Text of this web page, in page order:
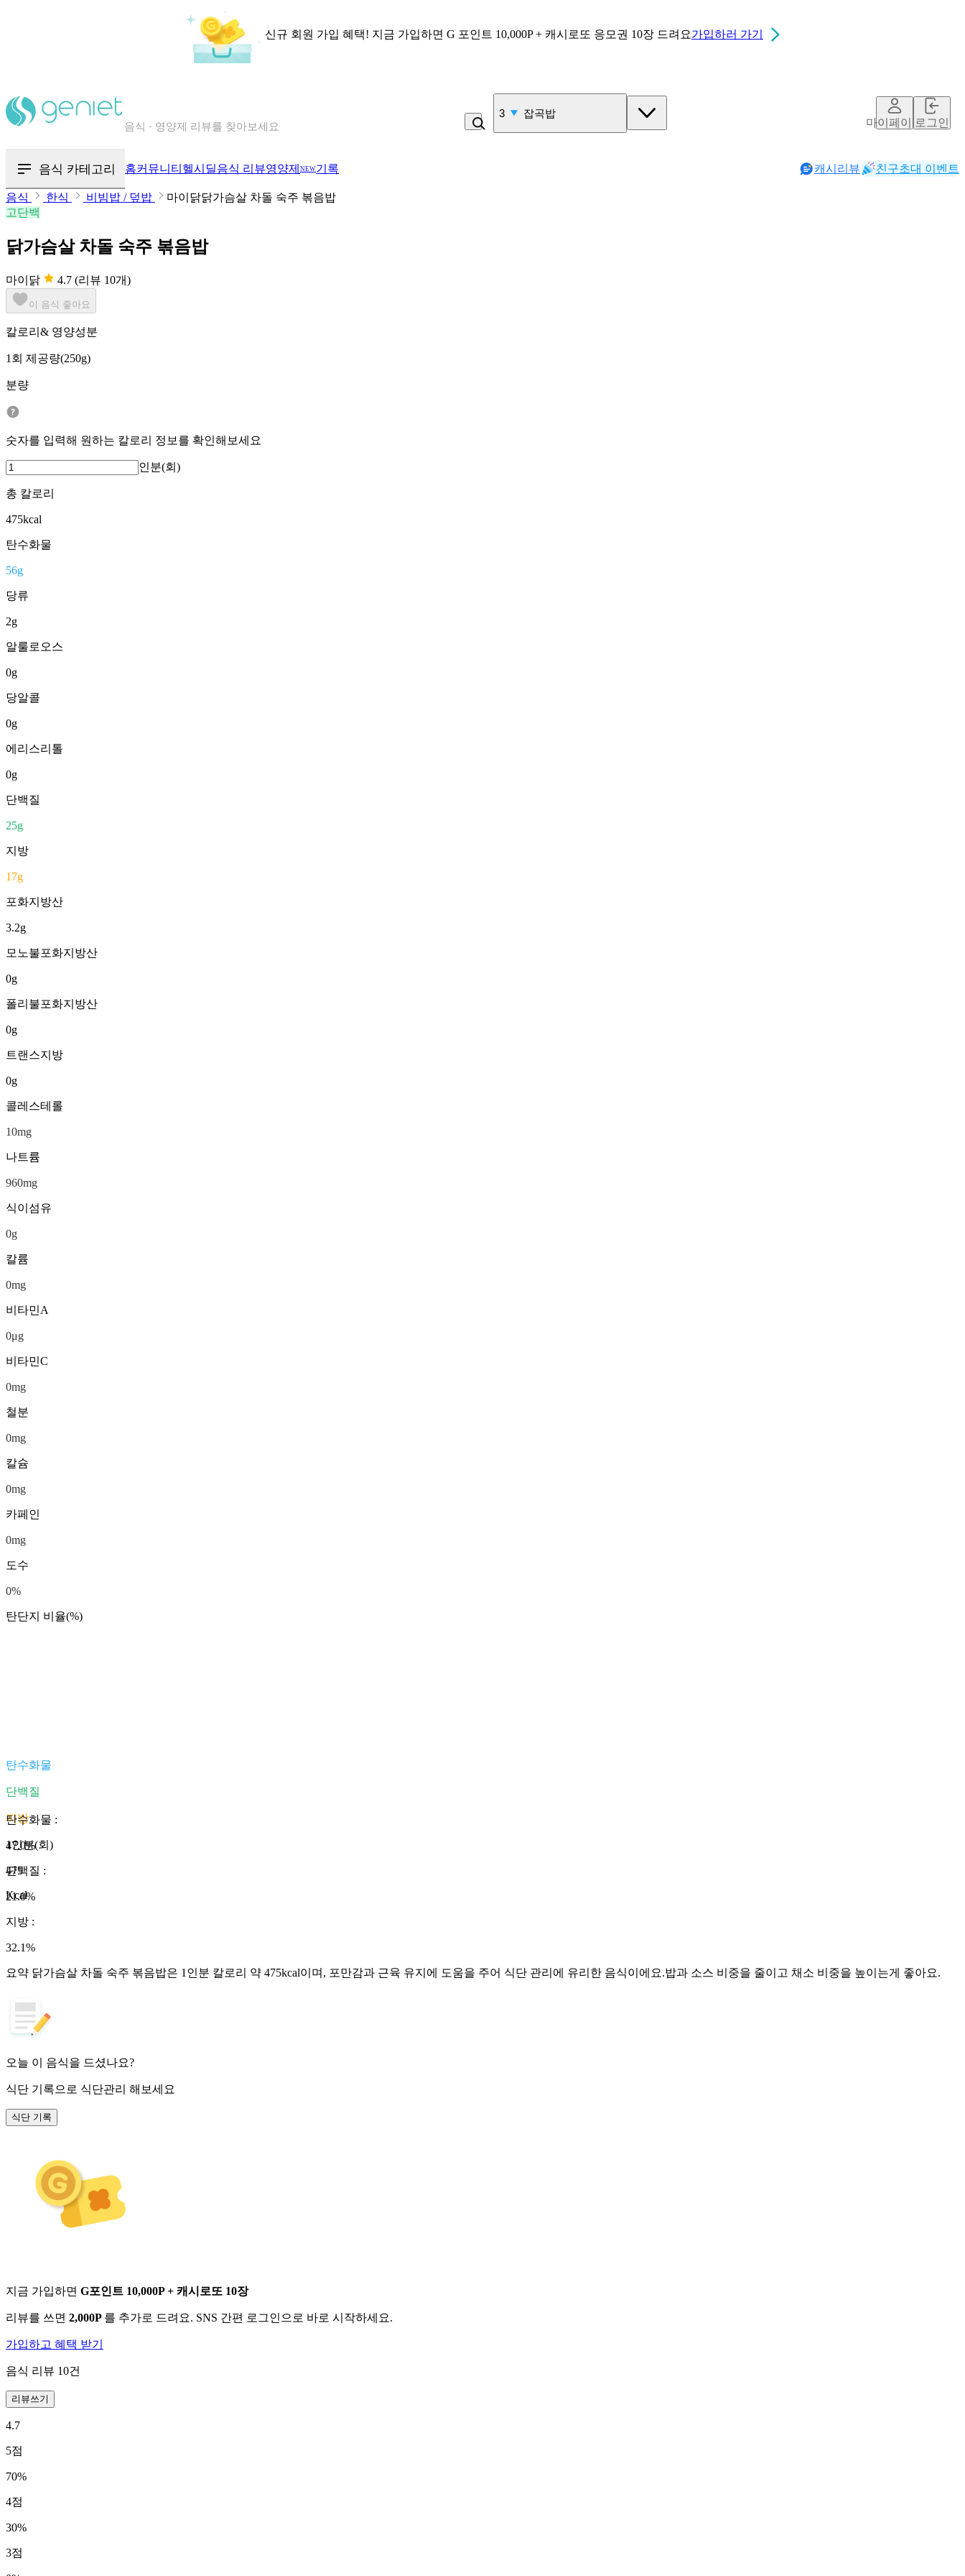
신규 회원 가입 혜택! 지금 가입하면 G 포인트 10,000P + 캐시로또 응모권 10장 드려요가입하러 가기
칼로리와 영양성분을 검색해보세요
3 잡곡밥
마이페이지로그인
음식 카테고리 홈커뮤니티 헬시딜음식 리뷰영양제 NEW기록 캐시리뷰 친구초대 이벤트
음식 한식 비빔밥 / 덮밥
마이닭닭가슴살 차돌 숙주 볶음밥
고단백
닭가슴살 차돌 숙주 볶음밥
마이닭 4.7 (리뷰 10개)
이 음식 좋아요
칼로리& 영양성분
1회 제공량(250g)
분량
숫자를 입력해 원하는 칼로리 정보를 확인해보세요
인분(회)
총 칼로리
475kcal
탄수화물
56g
당류
2g
알룰로오스
0g
당알콜
0g
에리스리톨
0g
단백질
25g
지방
17g
포화지방산
3.2g
모노불포화지방산
0g
폴리불포화지방산
0g
트랜스지방
0g
콜레스테롤
10mg
나트륨
960mg
식이섬유
0g
칼륨
0mg
비타민A
0μg
비타민C
0mg
철분
0mg
칼슘
0mg
카페인
0mg
도수
0%
탄단지 비율(%)
탄수화물
단백질
지방
1인분(회)
475
Kcal
탄수화물 :
47.0%
단백질 :
21.0%
지방 :
32.1%
요약 닭가슴살 차돌 숙주 볶음밥은 1인분 칼로리 약 475kcal이며, 포만감과 근육 유지에 도움을 주어 식단 관리에 유리한 음식이에요.밥과 소스 비중을 줄이고 채소 비중을 높이는게 좋아요.
오늘 이 음식을 드셨나요?
식단 기록으로 식단관리 해보세요
식단 기록
지금 가입하면 G포인트 10,000P + 캐시로또 10장
리뷰를 쓰면 2,000P 를 추가로 드려요. SNS 간편 로그인으로 바로 시작하세요.
가입하고 혜택 받기
음식 리뷰 10건
리뷰쓰기
4.7
5점
70%
4점
30%
3점